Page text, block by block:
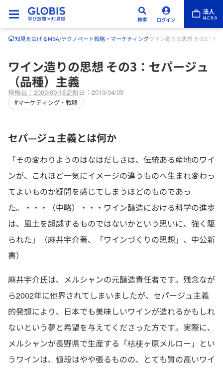
知見を広げるMBA/テクノベート戦略・マーケティングワイン造りの思想 その3：セ
ワイン造りの思想 その3：セパージュ
（品種）主義
投稿日：2009/09/18更新日：2019/04/09
#マーケティング・戦略
セパ—ジュ主義とは何か
「その変わりようのはなはだしさは、伝統ある産地のワイ
ンが、これほど一気にイメージの違うものへ生まれ変わっ
てよいものか疑問を感じてしまうほどのものであっ
た。・・・（中略）・・・ワイン醸造における科学の進歩
は、風土を超越するものではないかという思いに、強く駆
られた」（麻井宇介著、「ワインづくりの思想」、中公新
書）
麻井宇介氏は、メルシャンの元醸造責任者です。残念なが
ら2002年に他界されてしまいましたが、セパージュ主義
的発想により、日本でも美味しいワインが造れるかもしれ
ないという夢と希望を与えてくださった方です。実際に、
メルシャンが長野県で生産する「桔梗ヶ原メルロー」とい
うワインは、値段はやや張るものの、とても質の高いワイ